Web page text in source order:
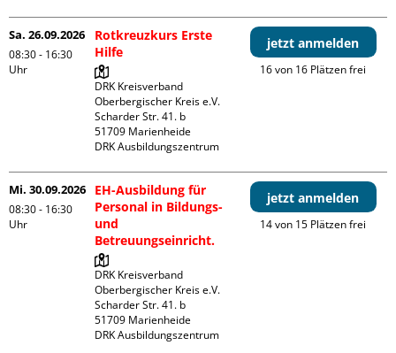
Sa. 26.09.2026
08:30 - 16:30
Uhr
Rotkreuzkurs Erste
Hilfe
DRK Kreisverband
Oberbergischer Kreis e.V.
Scharder Str. 41. b
51709 Marienheide
DRK Ausbildungszentrum
jetzt anmelden
16 von 16 Plätzen frei
Mi. 30.09.2026
08:30 - 16:30
Uhr
EH-Ausbildung für
Personal in Bildungs-
und
Betreuungseinricht.
DRK Kreisverband
Oberbergischer Kreis e.V.
Scharder Str. 41. b
51709 Marienheide
DRK Ausbildungszentrum
jetzt anmelden
14 von 15 Plätzen frei